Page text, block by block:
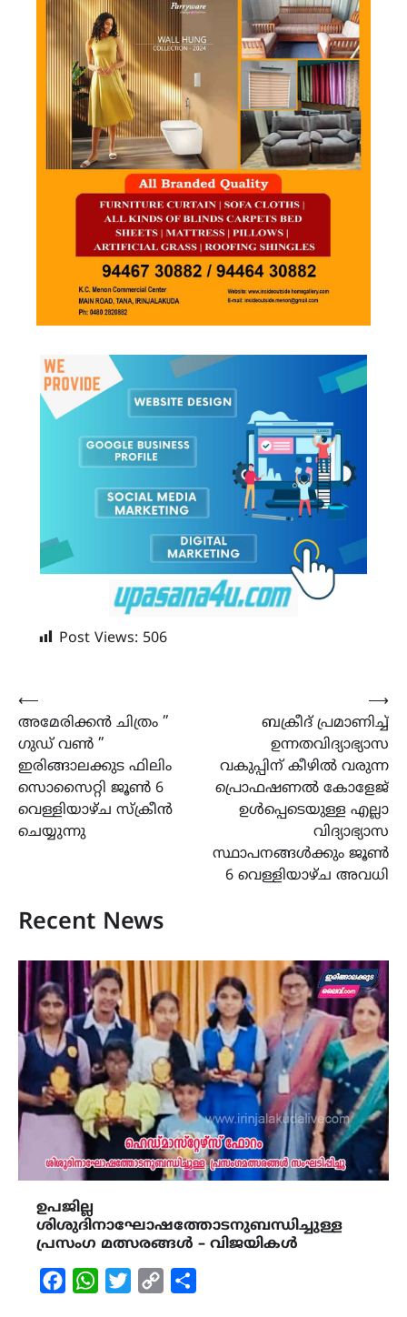
Post Views: 506
Post
navigation
⟵
അമേരിക്കൻ ചിത്രം ”
ഗുഡ് വൺ ”
ഇരിങ്ങാലക്കുട ഫിലിം
സൊസൈറ്റി ജൂൺ 6
വെള്ളിയാഴ്ച സ്ക്രീൻ
ചെയ്യുന്നു
ബക്രീദ് പ്രമാണിച്ച്
ഉന്നതവിദ്യാഭ്യാസ
വകുപ്പിന് കീഴിൽ വരുന്ന
പ്രൊഫഷണൽ കോളേജ്
ഉൾപ്പെടെയുള്ള എല്ലാ
വിദ്യാഭ്യാസ
സ്ഥാപനങ്ങൾക്കും ജൂൺ
6 വെള്ളിയാഴ്ച അവധി
⟶
Recent News
ഉപജില്ല
ശിശുദിനാഘോഷത്തോടനുബന്ധിച്ചുള്ള
പ്രസംഗ മത്സരങ്ങൾ – വിജയികൾ
FacebookWhatsAppTwitterCopy